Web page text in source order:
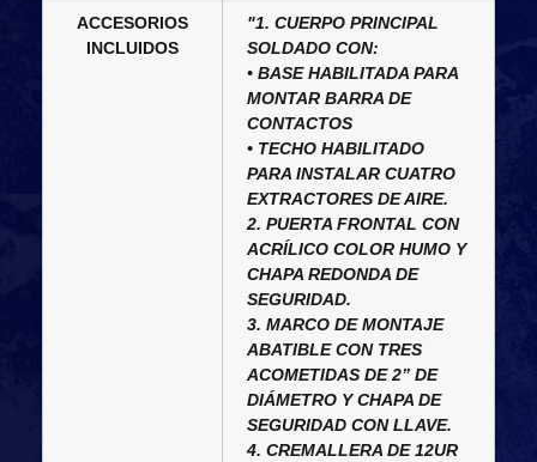
ACCESORIOS
INCLUIDOS
"1. CUERPO PRINCIPAL
SOLDADO CON:
• BASE HABILITADA PARA
MONTAR BARRA DE
CONTACTOS
• TECHO HABILITADO
PARA INSTALAR CUATRO
EXTRACTORES DE AIRE.
2. PUERTA FRONTAL CON
ACRÍLICO COLOR HUMO Y
CHAPA REDONDA DE
SEGURIDAD.
3. MARCO DE MONTAJE
ABATIBLE CON TRES
ACOMETIDAS DE 2” DE
DIÁMETRO Y CHAPA DE
SEGURIDAD CON LLAVE.
4. CREMALLERA DE 12UR